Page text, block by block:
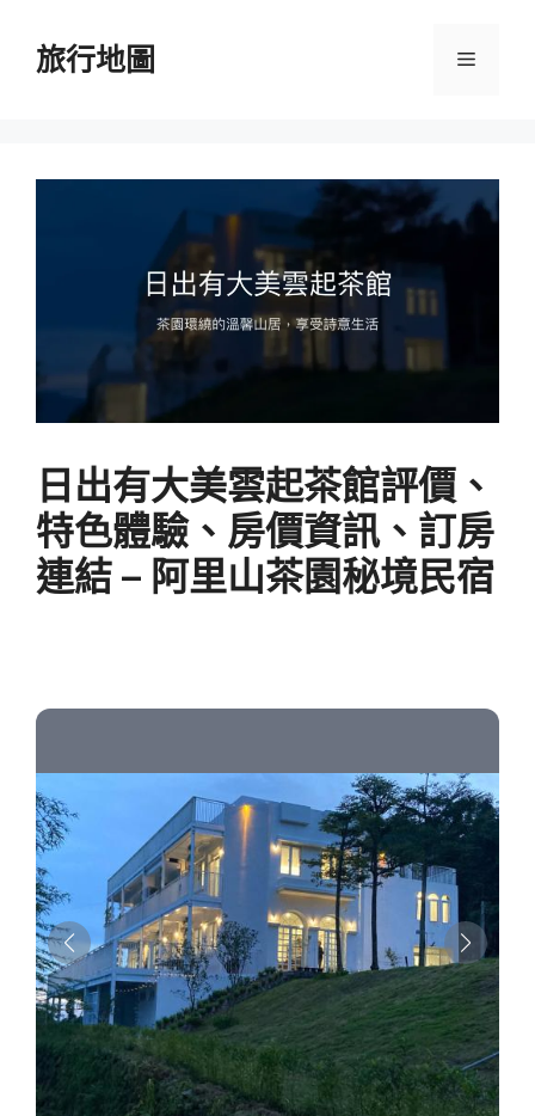
旅行地圖 選
日出有大美雲起茶館評價、
特色體驗、房價資訊、訂房
連結 – 阿里山茶園秘境民宿